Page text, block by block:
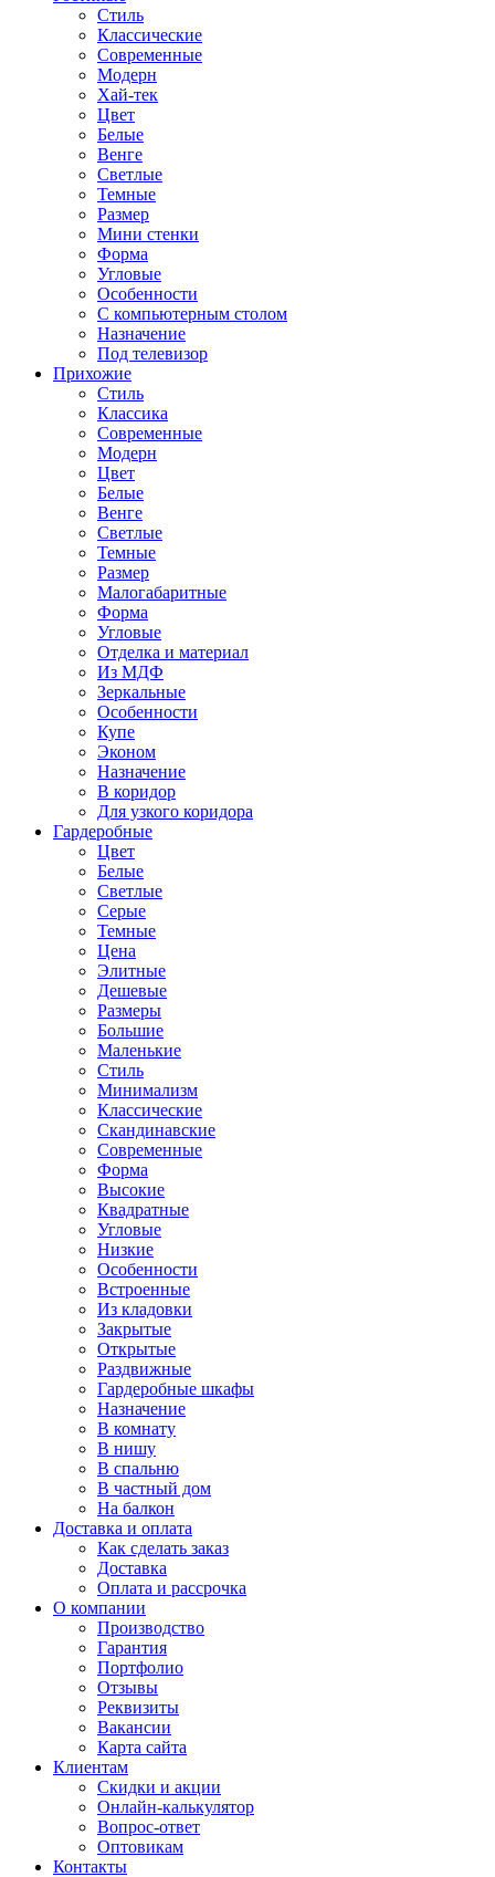
Стиль
Классические
Современные
Модерн
Хай-тек
Цвет
Белые
Венге
Светлые
Темные
Размер
Мини стенки
Форма
Угловые
Особенности
С компьютерным столом
Назначение
Под телевизор
Прихожие
Стиль
Классика
Современные
Модерн
Цвет
Белые
Венге
Светлые
Темные
Размер
Малогабаритные
Форма
Угловые
Отделка и материал
Из МДФ
Зеркальные
Особенности
Купе
Эконом
Назначение
В коридор
Для узкого коридора
Гардеробные
Цвет
Белые
Светлые
Серые
Темные
Цена
Элитные
Дешевые
Размеры
Большие
Маленькие
Стиль
Минимализм
Классические
Скандинавские
Современные
Форма
Высокие
Квадратные
Угловые
Низкие
Особенности
Встроенные
Из кладовки
Закрытые
Открытые
Раздвижные
Гардеробные шкафы
Назначение
В комнату
В нишу
В спальню
В частный дом
На балкон
Доставка и оплата
Как сделать заказ
Доставка
Оплата и рассрочка
О компании
Производство
Гарантия
Портфолио
Отзывы
Реквизиты
Вакансии
Карта сайта
Клиентам
Скидки и акции
Онлайн-калькулятор
Вопрос-ответ
Оптовикам
Контакты